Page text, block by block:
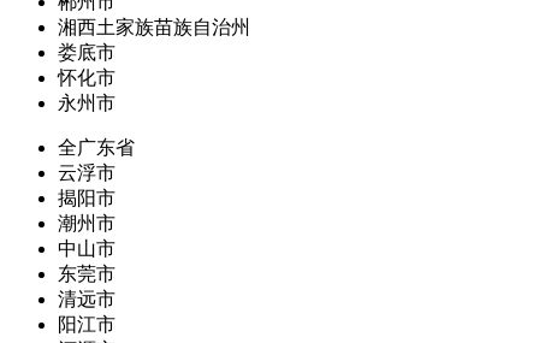
湘西土家族苗族自治州
娄底市
怀化市
永州市
全广东省
云浮市
揭阳市
潮州市
中山市
东莞市
清远市
阳江市